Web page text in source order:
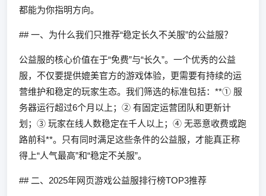
都能为你指明方向。
## 一、为什么我们只推荐“稳定长久不关服”的公益服？
公益服的核心价值在于“免费”与“长久”。一个优秀的公益
服，不仅要提供媲美官方的游戏体验，更需要有持续的运
营维护和稳定的玩家生态。我们筛选的标准包括：**① 服
务器运行超过6个月以上；② 有固定运营团队和更新计
划；③ 玩家在线人数稳定在千人以上；④ 无恶意收费或跑
路前科**。只有同时满足这些条件的公益服，才能真正称
得上“人气最高”和“稳定不关服”。
## 二、2025年网页游戏公益服排行榜TOP3推荐